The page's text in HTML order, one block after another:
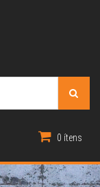
0 ítens